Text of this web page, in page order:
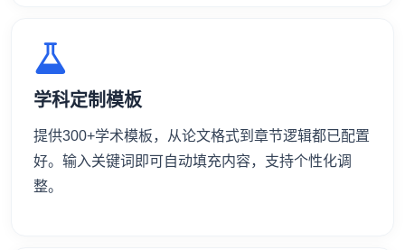
学科定制模板
提供300+学术模板，从论文格式到章节逻辑都已配置
好。输入关键词即可自动填充内容，支持个性化调
整。